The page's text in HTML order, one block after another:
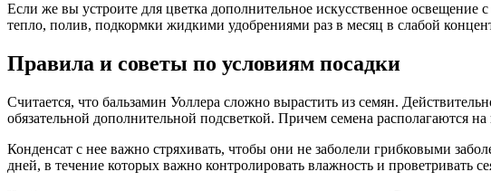
Если же вы устроите для цветка дополнительное искусственное
тепло, полив, подкормки жидкими удобрениями раз в месяц в слабой
Правила и советы по условиям посадки
Считается, что бальзамин Уоллера сложно вырастить из семян.
обязательной дополнительной подсветкой. Причем семена располагаются
Конденсат с нее важно стряхивать, чтобы они не заболели грибковыми
дней, в течение которых важно контролировать влажность и проветривать